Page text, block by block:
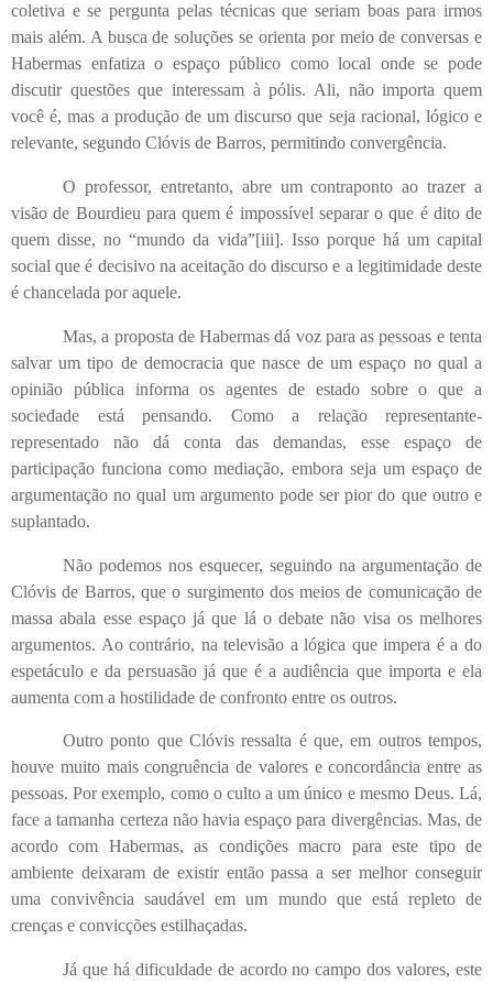
coletiva e se pergunta pelas técnicas que seriam boas para irmos
mais além. A busca de soluções se orienta por meio de conversas e
Habermas enfatiza o espaço público como local onde se pode
discutir questões que interessam à pólis. Ali, não importa quem
você é, mas a produção de um discurso que seja racional, lógico e
relevante, segundo Clóvis de Barros, permitindo convergência.
O professor, entretanto, abre um contraponto ao trazer a
visão de Bourdieu para quem é impossível separar o que é dito de
quem disse, no “mundo da vida”[iii]. Isso porque há um capital
social que é decisivo na aceitação do discurso e a legitimidade deste
é chancelada por aquele.
Mas, a proposta de Habermas dá voz para as pessoas e tenta
salvar um tipo de democracia que nasce de um espaço no qual a
opinião pública informa os agentes de estado sobre o que a
sociedade está pensando. Como a relação representante-
representado não dá conta das demandas, esse espaço de
participação funciona como mediação, embora seja um espaço de
argumentação no qual um argumento pode ser pior do que outro e
suplantado.
Não podemos nos esquecer, seguindo na argumentação de
Clóvis de Barros, que o surgimento dos meios de comunicação de
massa abala esse espaço já que lá o debate não visa os melhores
argumentos. Ao contrário, na televisão a lógica que impera é a do
espetáculo e da persuasão já que é a audiência que importa e ela
aumenta com a hostilidade de confronto entre os outros.
Outro ponto que Clóvis ressalta é que, em outros tempos,
houve muito mais congruência de valores e concordância entre as
pessoas. Por exemplo, como o culto a um único e mesmo Deus. Lá,
face a tamanha certeza não havia espaço para divergências. Mas, de
acordo com Habermas, as condições macro para este tipo de
ambiente deixaram de existir então passa a ser melhor conseguir
uma convivência saudável em um mundo que está repleto de
crenças e convicções estilhaçadas.
Já que há dificuldade de acordo no campo dos valores, este